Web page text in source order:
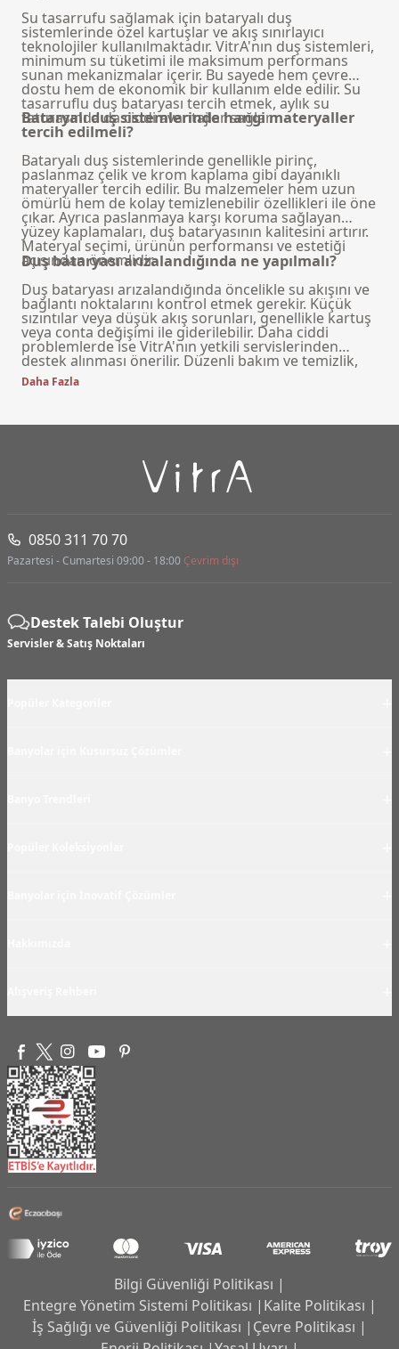
Su tasarrufu sağlamak için bataryalı duş
sistemlerinde özel kartuşlar ve akış sınırlayıcı
teknolojiler kullanılmaktadır. VitrA'nın duş sistemleri,
minimum su tüketimi ile maksimum performans
sunan mekanizmalar içerir. Bu sayede hem çevre
dostu hem de ekonomik bir kullanım elde edilir. Su
tasarruflu duş bataryası tercih etmek, aylık su
faturasında da ciddi avantajlar sağlar.
Bataryalı duş sistemlerinde hangi materyaller
tercih edilmeli?
Bataryalı duş sistemlerinde genellikle pirinç,
paslanmaz çelik ve krom kaplama gibi dayanıklı
materyaller tercih edilir. Bu malzemeler hem uzun
ömürlü hem de kolay temizlenebilir özellikleri ile öne
çıkar. Ayrıca paslanmaya karşı koruma sağlayan
yüzey kaplamaları, duş bataryasının kalitesini artırır.
Materyal seçimi, ürünün performansı ve estetiği
açısından önemlidir.
Duş bataryası arızalandığında ne yapılmalı?
Duş bataryası arızalandığında öncelikle su akışını ve
bağlantı noktalarını kontrol etmek gerekir. Küçük
sızıntılar veya düşük akış sorunları, genellikle kartuş
veya conta değişimi ile giderilebilir. Daha ciddi
problemlerde ise VitrA'nın yetkili servislerinden
destek alınması önerilir. Düzenli bakım ve temizlik,
duş bataryasının ömrünü uzatır ve arıza riskini
azaltır.
Daha Fazla
0850 311 70 70
Pazartesi - Cumartesi 09:00 - 18:00 Çevrim dışı
Destek Talebi Oluştur
Servisler & Satış Noktaları
Bilgi Güvenliği Politikası |
Entegre Yönetim Sistemi Politikası | Kalite Politikası |
İş Sağlığı ve Güvenliği Politikası | Çevre Politikası |